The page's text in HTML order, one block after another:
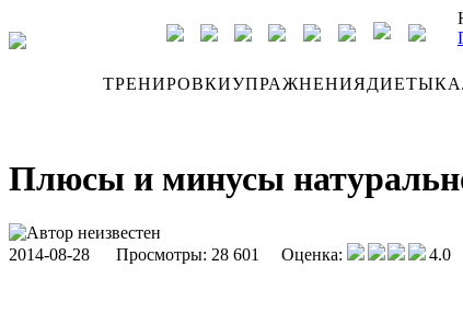
ТРЕНИРОВКИУПРАЖНЕНИЯДИЕТЫ
Плюсы и минусы
Автор неизвестен
2014-08-28 Просмотры: 28 601 Оценка: 4.0